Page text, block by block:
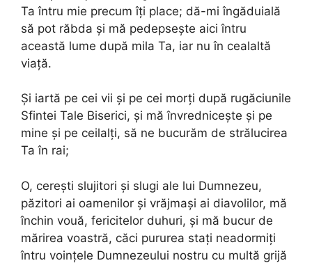
Ta întru mie precum îți place; dă-mi îngăduială
să pot răbda și mă pedepsește aici întru
această lume după mila Ta, iar nu în cealaltă
viață.
Și iartă pe cei vii și pe cei morți după rugăciunile
Sfintei Tale Biserici, și mă învrednicește și pe
mine și pe ceilalți, să ne bucurăm de strălucirea
Ta în rai;
O, cerești slujitori și slugi ale lui Dumnezeu,
păzitori ai oamenilor și vrăjmași ai diavolilor, mă
închin vouă, fericitelor duhuri, și mă bucur de
mărirea voastră, căci pururea stați neadormiți
întru voințele Dumnezeului nostru cu multă grijă